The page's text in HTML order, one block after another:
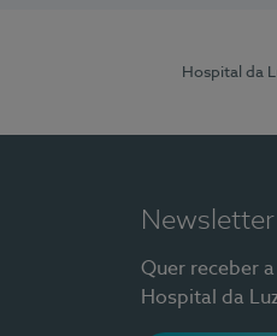
Hospital da
Newsletter
Quer receber
Hospital da